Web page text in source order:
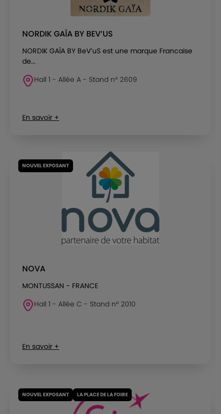
NORDIK GAÏA BY BEV’US
NORDIK GAÏA BY BeV’uS est une marque Francaise
de...
Hall 1 - Allée A - Stand n° 2609
En savoir +
NOUVEL EXPOSANT
NOVA
MONTUSSAN - FRANCE
Hall 1 - Allée C - Stand n° 2010
En savoir +
NOUVEL EXPOSANT LA PLACE DE LA FOIRE